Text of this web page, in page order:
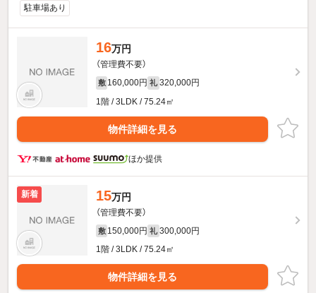
駐車場あり
16万円
（管理費不要）
敷 160,000円 礼 320,000円
1階 / 3LDK / 75.24㎡
物件詳細を見る
ほか提供
新着 15万円
（管理費不要）
敷 150,000円 礼 300,000円
1階 / 3LDK / 75.24㎡
物件詳細を見る